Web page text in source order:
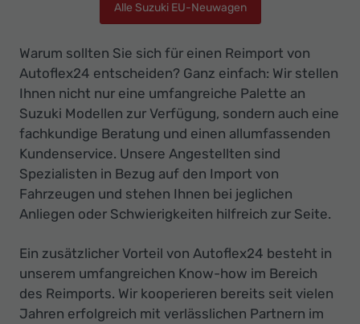
Alle Suzuki EU-Neuwagen
Warum sollten Sie sich für einen Reimport von
Autoflex24 entscheiden? Ganz einfach: Wir stellen
Ihnen nicht nur eine umfangreiche Palette an
Suzuki Modellen zur Verfügung, sondern auch eine
fachkundige Beratung und einen allumfassenden
Kundenservice. Unsere Angestellten sind
Spezialisten in Bezug auf den Import von
Fahrzeugen und stehen Ihnen bei jeglichen
Anliegen oder Schwierigkeiten hilfreich zur Seite.
Ein zusätzlicher Vorteil von Autoflex24 besteht in
unserem umfangreichen Know-how im Bereich
des Reimports. Wir kooperieren bereits seit vielen
Jahren erfolgreich mit verlässlichen Partnern im